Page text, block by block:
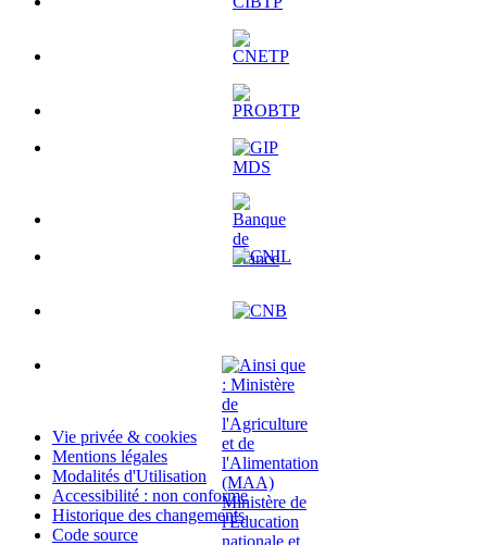
Vie privée & cookies
Mentions légales
Modalités d'Utilisation
Accessibilité : non conforme
Historique des changements
Code source